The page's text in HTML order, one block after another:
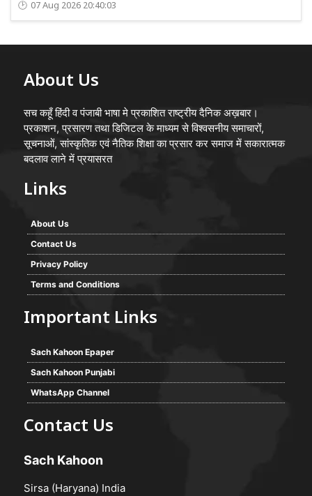
07 Aug 2026 20:40:03
About Us
सच कहूँ हिंदी व पंजाबी भाषा मे प्रकाशित राष्ट्रीय दैनिक अख़बार।
प्रकाशन, प्रसारण तथा डिजिटल के माध्यम से विश्वसनीय समाचारों,
सूचनाओं, सांस्कृतिक एवं नैतिक शिक्षा का प्रसार कर समाज में सकारात्मक
बदलाव लाने में प्रयासरत
Links
About Us
Contact Us
Privacy Policy
Terms and Conditions
Important Links
Sach Kahoon Epaper
Sach Kahoon Punjabi
WhatsApp Channel
Contact Us
Sach Kahoon
Sirsa (Haryana) India